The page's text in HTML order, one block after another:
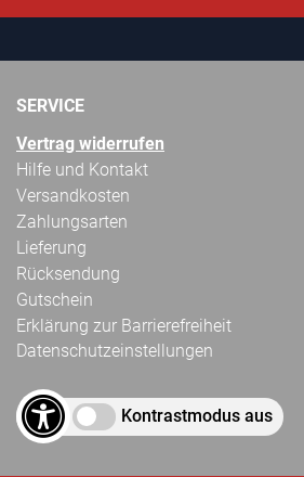
SERVICE
Vertrag widerrufen
Hilfe und Kontakt
Versandkosten
Zahlungsarten
Lieferung
Rücksendung
Gutschein
Erklärung zur Barrierefreiheit
Datenschutzeinstellungen
Kontrastmodus aus